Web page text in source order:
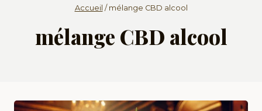
Accueil / mélange CBD alcool
mélange CBD alcool